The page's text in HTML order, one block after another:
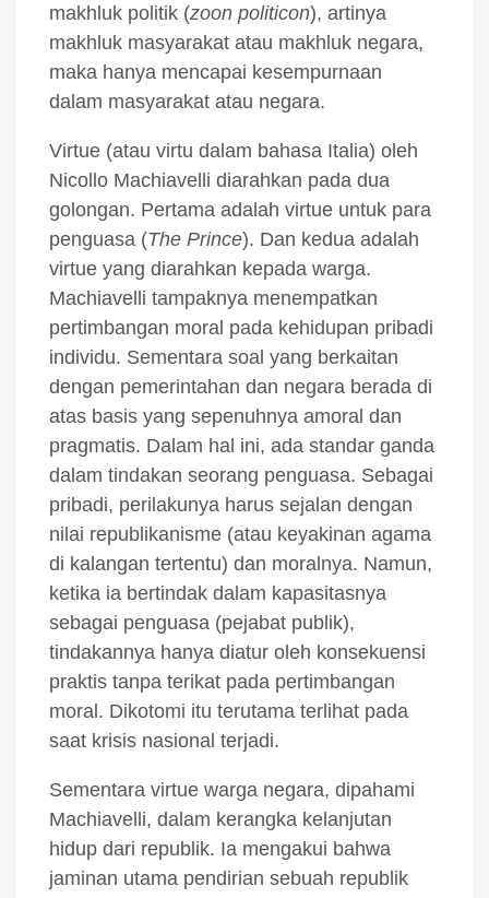
makhluk politik (zoon politicon), artinya
makhluk masyarakat atau makhluk negara,
maka hanya mencapai kesempurnaan
dalam masyarakat atau negara.
Virtue (atau virtu dalam bahasa Italia) oleh
Nicollo Machiavelli diarahkan pada dua
golongan. Pertama adalah virtue untuk para
penguasa (The Prince). Dan kedua adalah
virtue yang diarahkan kepada warga.
Machiavelli tampaknya menempatkan
pertimbangan moral pada kehidupan pribadi
individu. Sementara soal yang berkaitan
dengan pemerintahan dan negara berada di
atas basis yang sepenuhnya amoral dan
pragmatis. Dalam hal ini, ada standar ganda
dalam tindakan seorang penguasa. Sebagai
pribadi, perilakunya harus sejalan dengan
nilai republikanisme (atau keyakinan agama
di kalangan tertentu) dan moralnya. Namun,
ketika ia bertindak dalam kapasitasnya
sebagai penguasa (pejabat publik),
tindakannya hanya diatur oleh konsekuensi
praktis tanpa terikat pada pertimbangan
moral. Dikotomi itu terutama terlihat pada
saat krisis nasional terjadi.
Sementara virtue warga negara, dipahami
Machiavelli, dalam kerangka kelanjutan
hidup dari republik. Ia mengakui bahwa
jaminan utama pendirian sebuah republik